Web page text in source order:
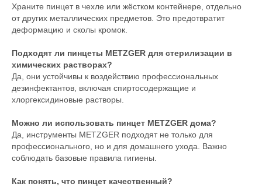
Храните пинцет в чехле или жёстком контейнере, отдельно
от других металлических предметов. Это предотвратит
деформацию и сколы кромок.
Подходят ли пинцеты METZGER для стерилизации в
химических растворах?
Да, они устойчивы к воздействию профессиональных
дезинфектантов, включая спиртосодержащие и
хлоргексидиновые растворы.
Можно ли использовать пинцет METZGER дома?
Да, инструменты METZGER подходят не только для
профессионального, но и для домашнего ухода. Важно
соблюдать базовые правила гигиены.
Как понять, что пинцет качественный?